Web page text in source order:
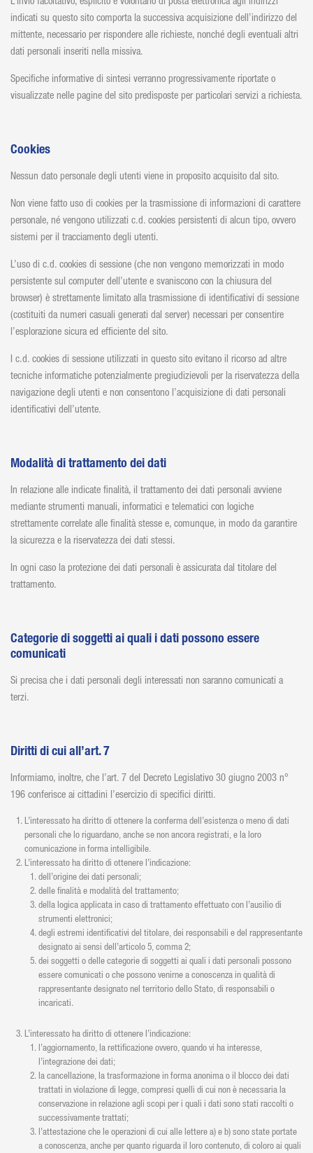
L’invio facoltativo, esplicito e volontario di posta elettronica agli indirizzi
indicati su questo sito comporta la successiva acquisizione dell’indirizzo del
mittente, necessario per rispondere alle richieste, nonché degli eventuali altri
dati personali inseriti nella missiva.
Specifiche informative di sintesi verranno progressivamente riportate o
visualizzate nelle pagine del sito predisposte per particolari servizi a richiesta.
Cookies
Nessun dato personale degli utenti viene in proposito acquisito dal sito.
Non viene fatto uso di cookies per la trasmissione di informazioni di carattere
personale, né vengono utilizzati c.d. cookies persistenti di alcun tipo, ovvero
sistemi per il tracciamento degli utenti.
L’uso di c.d. cookies di sessione (che non vengono memorizzati in modo
persistente sul computer dell’utente e svaniscono con la chiusura del
browser) è strettamente limitato alla trasmissione di identificativi di sessione
(costituiti da numeri casuali generati dal server) necessari per consentire
l’esplorazione sicura ed efficiente del sito.
I c.d. cookies di sessione utilizzati in questo sito evitano il ricorso ad altre
tecniche informatiche potenzialmente pregiudizievoli per la riservatezza della
navigazione degli utenti e non consentono l’acquisizione di dati personali
identificativi dell’utente.
Modalità di trattamento dei dati
In relazione alle indicate finalità, il trattamento dei dati personali avviene
mediante strumenti manuali, informatici e telematici con logiche
strettamente correlate alle finalità stesse e, comunque, in modo da garantire
la sicurezza e la riservatezza dei dati stessi.
In ogni caso la protezione dei dati personali è assicurata dal titolare del
trattamento.
Categorie di soggetti ai quali i dati possono essere
comunicati
Si precisa che i dati personali degli interessati non saranno comunicati a
terzi.
Diritti di cui all’art. 7
Informiamo, inoltre, che l’art. 7 del Decreto Legislativo 30 giugno 2003 n°
196 conferisce ai cittadini l’esercizio di specifici diritti.
L’interessato ha diritto di ottenere la conferma dell’esistenza o meno di dati
personali che lo riguardano, anche se non ancora registrati, e la loro
comunicazione in forma intelligibile.
L’interessato ha diritto di ottenere l’indicazione:
dell’origine dei dati personali;
delle finalità e modalità del trattamento;
della logica applicata in caso di trattamento effettuato con l’ausilio di
strumenti elettronici;
degli estremi identificativi del titolare, dei responsabili e del rappresentante
designato ai sensi dell’articolo 5, comma 2;
dei soggetti o delle categorie di soggetti ai quali i dati personali possono
essere comunicati o che possono venirne a conoscenza in qualità di
rappresentante designato nel territorio dello Stato, di responsabili o
incaricati.
L’interessato ha diritto di ottenere l’indicazione:
l’aggiornamento, la rettificazione ovvero, quando vi ha interesse,
l’integrazione dei dati;
la cancellazione, la trasformazione in forma anonima o il blocco dei dati
trattati in violazione di legge, compresi quelli di cui non è necessaria la
conservazione in relazione agli scopi per i quali i dati sono stati raccolti o
successivamente trattati;
l’attestazione che le operazioni di cui alle lettere a) e b) sono state portate
a conoscenza, anche per quanto riguarda il loro contenuto, di coloro ai quali